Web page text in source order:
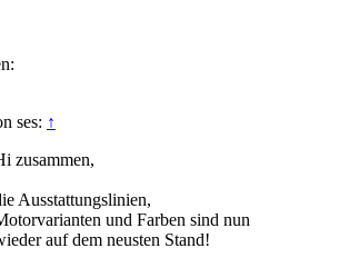
ses: ↑
zusammen,
Ausstattungslinien,
und Farben sind nun
auf dem neusten Stand!